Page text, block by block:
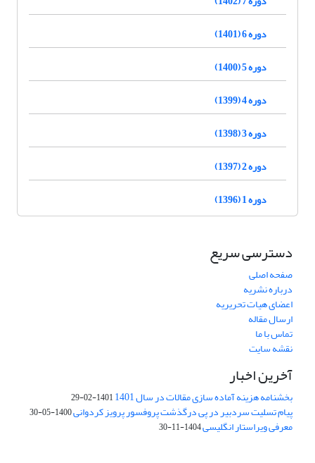
دوره 6 (1401)
دوره 5 (1400)
دوره 4 (1399)
دوره 3 (1398)
دوره 2 (1397)
دوره 1 (1396)
دسترسی سریع
صفحه اصلی
درباره نشریه
اعضای هیات تحریریه
ارسال مقاله
تماس با ما
نقشه سایت
آخرین اخبار
بخشنامه هزینه آماده سازی مقالات در سال 1401 1401-02-29
پیام تسلیت سردبیر در پی درگذشت پروفسور پرویز کردوانی1400-05-30
معرفی ویراستار انگلیسی1404-11-30